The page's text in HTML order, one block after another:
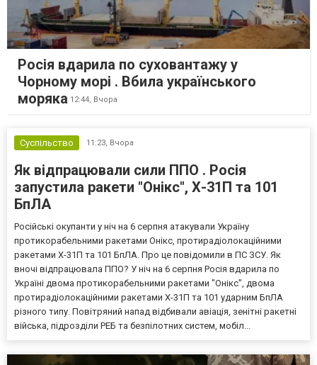
Росія вдарила по суховантажу у
Чорному морі . Вбила українського
моряка 12:44, Вчора
Суспільство 11:23, Вчора
Як відпрацювали сили ППО . Росія
запустила ракети "Онікс", Х-31П та 101
БпЛА
Російські окупанти у ніч на 6 серпня атакували Україну
протикорабельними ракетами Онікс, протирадіолокаційними
ракетами Х-31П та 101 БпЛА. Про це повідомили в ПС ЗСУ. Як
вночі відпрацювала ППО? У ніч на 6 серпня Росія вдарила по
Україні двома протикорабельними ракетами "Онікс", двома
протирадіолокаційними ракетами Х-31П та 101 ударним БпЛА
різного типу. Повітряний напад відбивали авіація, зенітні ракетні
війська, підрозділи РЕБ та безпілотних систем, мобіл...